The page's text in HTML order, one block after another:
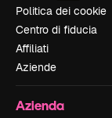
Politica dei cookie
Centro di fiducia
Affiliati
Aziende
Azienda